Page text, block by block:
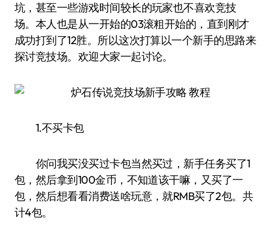
坑，甚至一些游戏时间较长的玩家也不喜欢竞技
场。本人也是从一开始的03滚粗开始的，直到刚才
成功打到了12胜。所以这次打算以一个新手的思路来
探讨竞技场。欢迎大家一起讨论。
1.不买卡包
你问我买没买过卡包当然买过，新手任务买了1
包，然后拿到100金币，不知道该干嘛，又买了一
包，然后想看看消费送啥玩意，就RMB买了2包。共
计4包。